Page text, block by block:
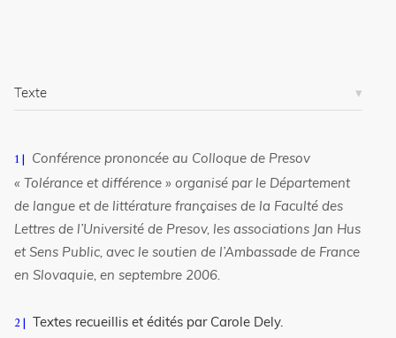
c
l
4
4
/
Copier la
référence
Copier la
Texte
1
Conférence prononcée au Colloque de Presov
« Tolérance et différence » organisé par le Département
de langue et de littérature françaises de la Faculté des
Lettres de l’Université de Presov, les associations Jan Hus
et Sens Public, avec le soutien de l’Ambassade de France
en Slovaquie, en septembre 2006.
2 Textes recueillis et édités par Carole Dely.